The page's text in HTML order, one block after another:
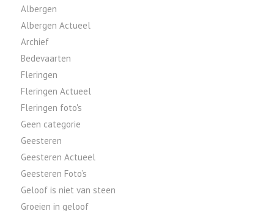
Albergen
Albergen Actueel
Archief
Bedevaarten
Fleringen
Fleringen Actueel
Fleringen foto's
Geen categorie
Geesteren
Geesteren Actueel
Geesteren Foto’s
Geloof is niet van steen
Groeien in geloof